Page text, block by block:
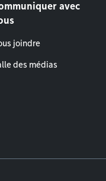
avec
joindre
des médias